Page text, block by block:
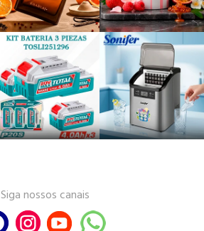
Siga nossos canais